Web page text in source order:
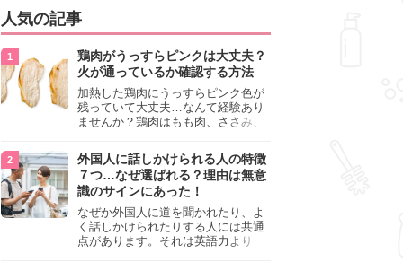
人気の記事
鶏肉がうっすらピンクは大丈夫？
火が通っているか確認する方法
加熱した鶏肉にうっすらピンク色が
残っていて大丈夫…なんて経験あり
ませんか？鶏肉はもも肉、ささみ、
わいが異なり、いろいろと楽しめる
料理ですが、鶏肉は加熱した後でも
うっすらピンク色の部分が大丈夫な
のと気になるときがあります。この
記事では生焼けか火が通っているの
かを確認する方法や、鶏肉を調理す
るときの注意点を紹介しますので、
参考にしてみてくださいね。
外国人に話しかけられる人の特徴
７つ…なぜ選ばれる？理由は無意
識のサインにあった！
なぜか外国人に道を聞かれたり、よ
く話しかけられたりする人には共通
点があります。それは英語力より